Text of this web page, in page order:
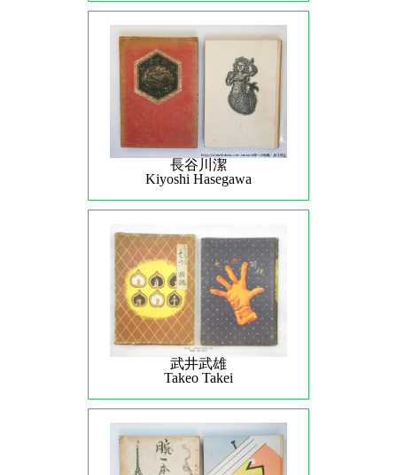
長谷川潔
Kiyoshi Hasegawa
武井武雄
Takeo Takei